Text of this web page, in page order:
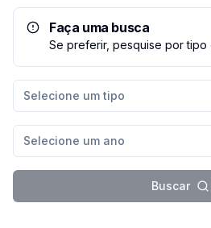
Faça uma busca
Se preferir, pesquise por
Selecione um tipo
Selecione um ano
Buscar